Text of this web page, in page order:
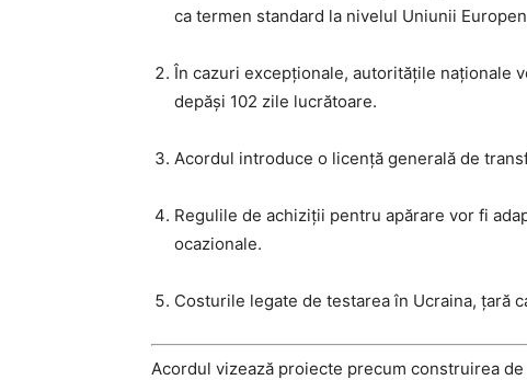
ca termen standard la nivelul Uniunii
În cazuri excepționale, autoritățile naționale
depăși 102 zile lucrătoare.
Acordul introduce o licență generală de
Regulile de achiziții pentru apărare vor fi
ocazionale.
Costurile legate de testarea în Ucraina, țară
Acordul vizează proiecte precum construirea